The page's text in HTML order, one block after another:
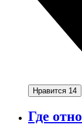
Нравится 14
Где